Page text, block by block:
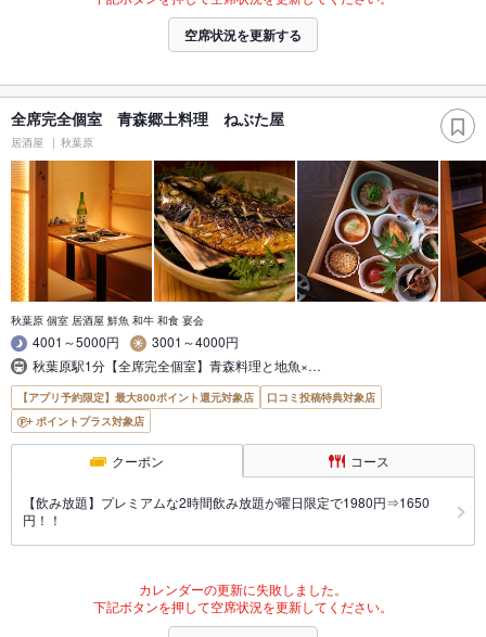
空席状況を更新する
全席完全個室 青森郷土料理 ねぶた屋
居酒屋 秋葉原
秋葉原 個室 居酒屋 鮮魚 和牛 和食 宴会
4001～5000円
3001～4000円
秋葉原駅1分【全席完全個室】青森料理と地魚×…
【アプリ予約限定】最大800ポイント還元対象店
口コミ投稿特典対象店
ポイントプラス対象店
クーポン コース
【飲み放題】プレミアムな2時間飲み放題が曜日限定で1980円⇒1650
円！！
カレンダーの更新に失敗しました。
下記ボタンを押して空席状況を更新してください。